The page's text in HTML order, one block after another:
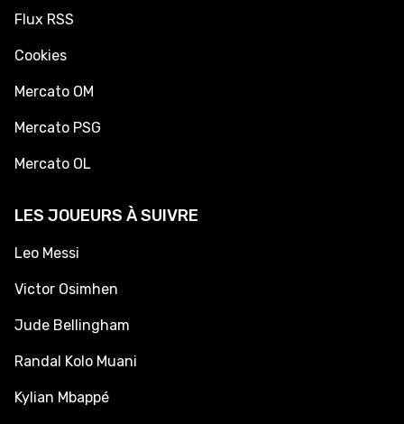
Flux RSS
Cookies
Mercato OM
Mercato PSG
Mercato OL
LES JOUEURS À SUIVRE
Leo Messi
Victor Osimhen
Jude Bellingham
Randal Kolo Muani
Kylian Mbappé